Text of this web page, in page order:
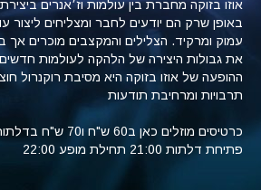
אוזו בזוקה מחברת בין עולמות וז׳אנרים
באופן שרק הם יודעים לחבר ומצליחים ליצור
עמוק ומרקיד. הצלילים והמקצבים מוכרים אך
את גבולות היצירה של הלהקה לעולמות
ההופעה של אוזו בזוקה היא מסיבת רוקנרול
תרבויות ומרחיבת תודעות
כרטיסים מוזלים כאן ב60 ש"ח ו70 ש"ח בדלתות
פתיחת דלתות 21:00 תחילת מופע 22:00